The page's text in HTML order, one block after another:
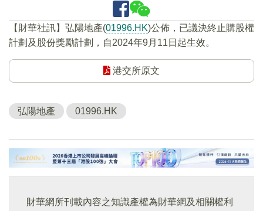
【財華社訊】弘陽地產(01996.HK)公佈，已議決終止購股權
計劃及股份獎勵計劃，自2024年9月11日起生效。
港交所原文
弘陽地產 01996.HK
財華網所刊載內容之知識產權為財華網及相關權利